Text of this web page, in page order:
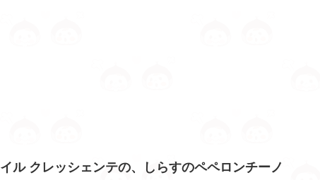
イル クレッシェンテの、しらすのペペロンチーノ